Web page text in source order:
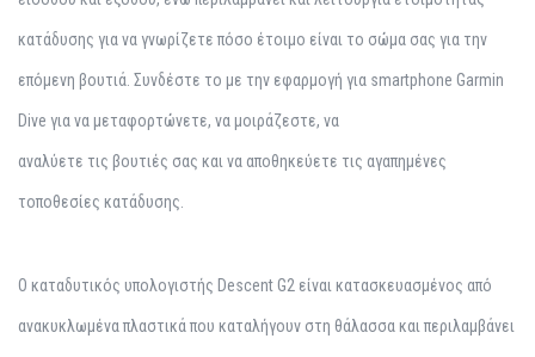
κατάδυσης για να γνωρίζετε πόσο έτοιμο είναι το σώμα σας για την
επόμενη βουτιά. Συνδέστε το με την εφαρμογή για smartphone Garmin
Dive για να μεταφορτώνετε, να μοιράζεστε, να
αναλύετε τις βουτιές σας και να αποθηκεύετε τις αγαπημένες
τοποθεσίες κατάδυσης.
Ο καταδυτικός υπολογιστής Descent G2 είναι κατασκευασμένος από
ανακυκλωμένα πλαστικά που καταλήγουν στη θάλασσα και περιλαμβάνει